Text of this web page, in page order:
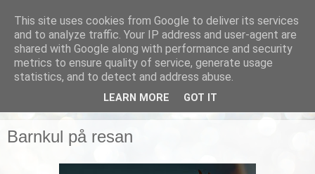
Smarta vardagstips
Husmorstips, tricks och knep, smarta lösningar!
Barnkul på resan
This site uses cookies from Google to deliver its services
and to analyze traffic. Your IP address and user-agent are
shared with Google along with performance and security
metrics to ensure quality of service, generate usage
statistics, and to detect and address abuse.
LEARN MORE GOT IT